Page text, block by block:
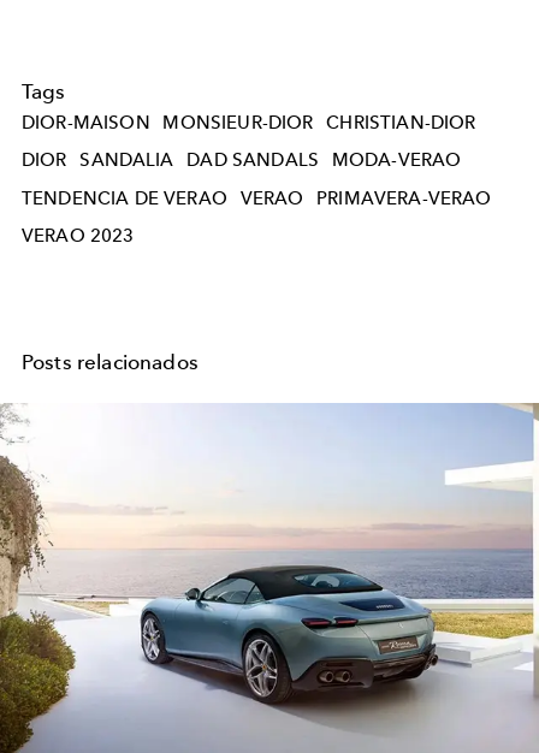
Tags
DIOR-MAISON MONSIEUR-DIOR
CHRISTIAN-DIOR
DIOR
SANDALIA DAD SANDALS
MODA-VERAO
TENDENCIA DE VERAO
VERAO
PRIMAVERA-VERAO
VERAO 2023
Posts relacionados